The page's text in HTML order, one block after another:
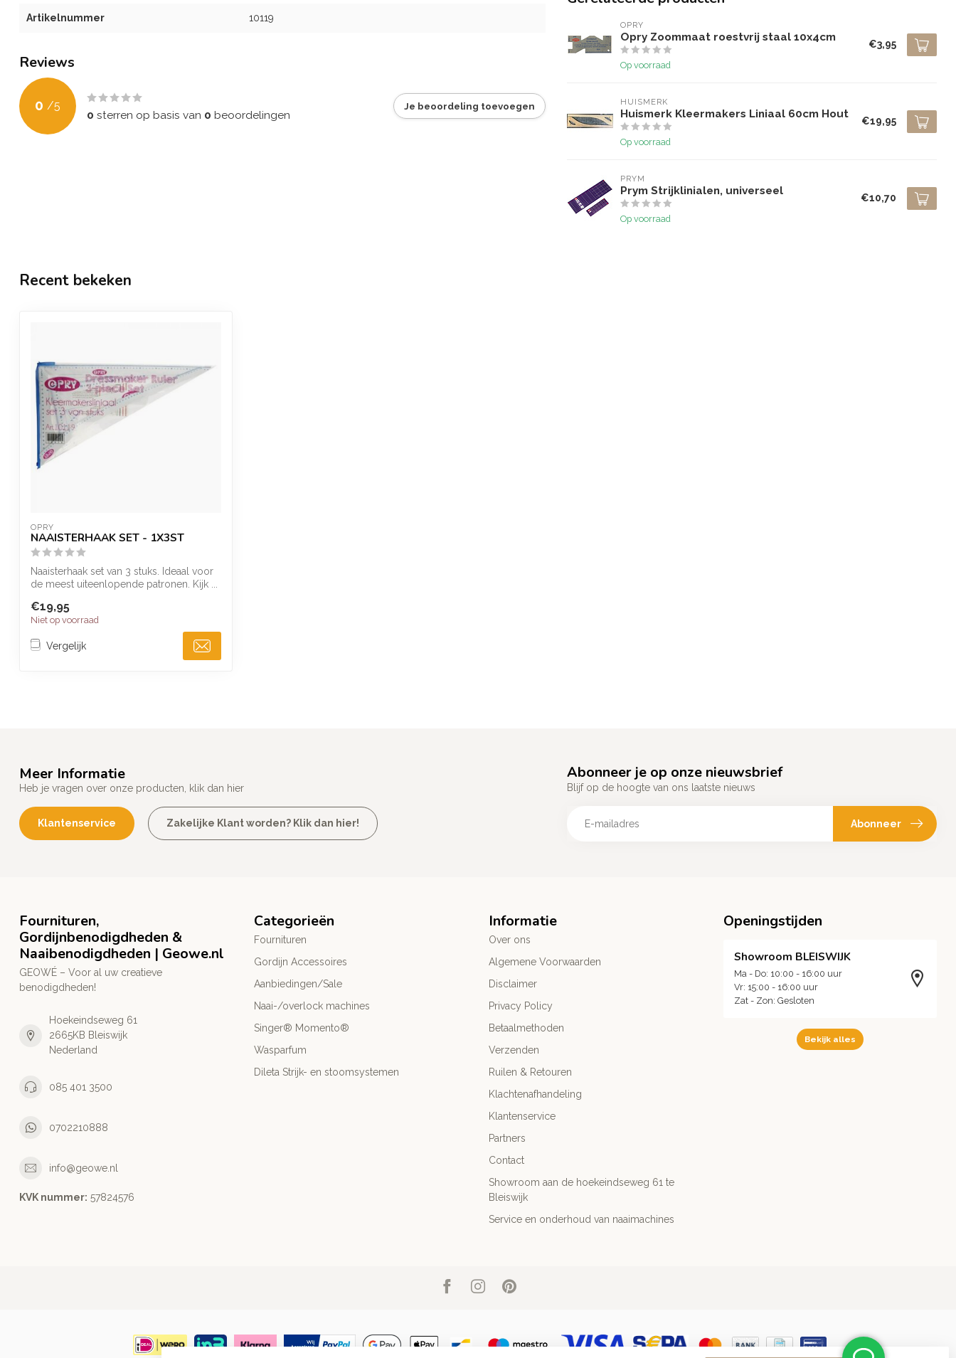
Artikelnummer 10119
Reviews
0 /5
0 sterren op basis van 0 beoordelingen
Je beoordeling toevoegen
OPRY
Opry Zoommaat roestvrij staal 10x4cm
Op voorraad
€3,95
HUISMERK
Huismerk Kleermakers Liniaal 60cm Hout
Op voorraad
€19,95
PRYM
Prym Strijklinialen, universeel
Op voorraad
€10,70
Recent bekeken
OPRY
NAAISTERHAAK SET - 1X3ST
Naaisterhaak set van 3 stuks. Ideaal voor
de meest uiteenlopende patronen. Kijk ...
€19,95
Niet op voorraad
Vergelijk
Meer Informatie
Heb je vragen over onze producten, klik dan hier
Klantenservice Zakelijke Klant worden? Klik dan hier!
Abonneer je op onze nieuwsbrief
Blijf op de hoogte van ons laatste nieuws
Abonneer
Fournituren,
Gordijnbenodigdheden &
Naaibenodigdheden | Geowe.nl
GEOWÉ – Voor al uw creatieve
benodigdheden!
Hoekeindseweg 61
2665KB Bleiswijk
Nederland
085 401 3500
0702210888
info@geowe.nl
KVK nummer: ‭57824576‬
Categorieën
Fournituren
Gordijn Accessoires
Aanbiedingen/Sale
Naai-/overlock machines
Singer® Momento®
Wasparfum
Dileta Strijk- en stoomsystemen
Informatie
Over ons
Algemene Voorwaarden
Disclaimer
Privacy Policy
Betaalmethoden
Verzenden
Ruilen & Retouren
Klachtenafhandeling
Klantenservice
Partners
Contact
Showroom aan de hoekeindseweg 61 te
Bleiswijk
Service en onderhoud van naaimachines
Openingstijden
Showroom BLEISWIJK
Ma - Do: 10:00 - 16:00 uur
Vr: 15:00 - 16:00 uur
Zat - Zon: Gesloten
Bekijk alles